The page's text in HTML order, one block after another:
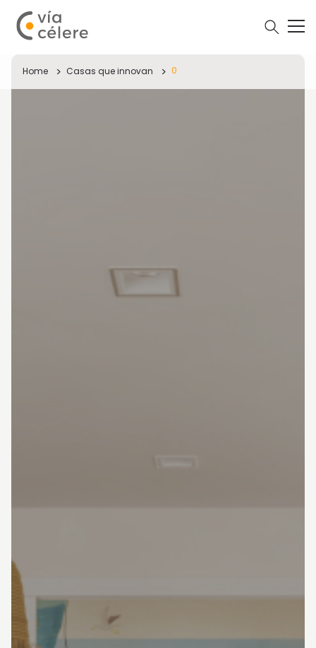
Home Casas que innovan 0